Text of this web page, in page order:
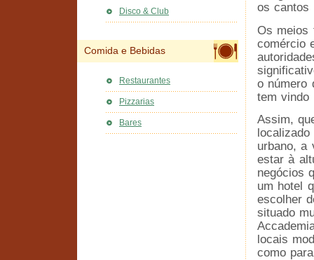
os cantos
Os meios
comércio
o número
tem vindo
Assim,
urbano, a
estar à
negócios
um hotel
escolher
situado
locais
como
Disco & Club
Comida e Bebidas
Restaurantes
Pizzarias
Bares